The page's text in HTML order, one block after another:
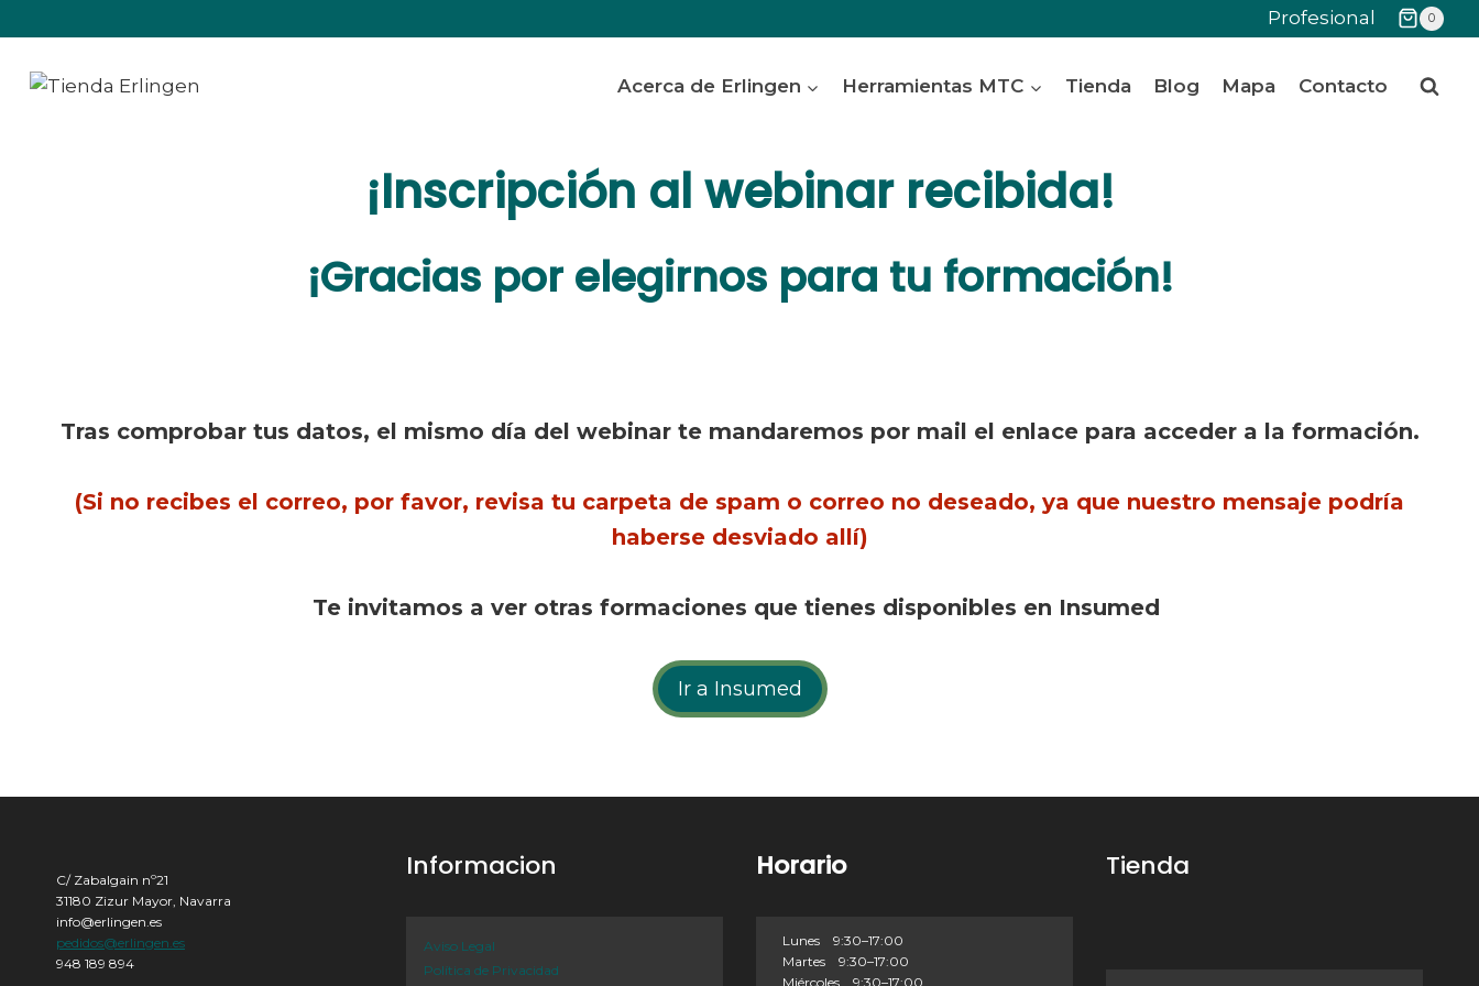
al
contenido
Profesional 0
Acerca de Erlingen Herramientas MTC Tienda Blog Mapa Contacto
¡Inscripción al webinar recibida!
¡Gracias por elegirnos para tu formación!
Tras comprobar tus datos, el mismo día del webinar te mandaremos por mail el enlace para acceder a la formación.
(Si no recibes el correo, por favor, revisa tu carpeta de spam o correo no deseado, ya que nuestro mensaje podría
haberse desviado allí)
Te invitamos a ver otras formaciones que tienes disponibles en Insumed
Ir a Insumed
C/ Zabalgain nº21
31180 Zizur Mayor, Navarra
info@erlingen.es
pedidos@erlingen.es
948 189 894
Informacion
Aviso Legal
Política de Privacidad
Horario
Lunes 9:30–17:00
Martes 9:30–17:00
Miércoles 9:30–17:00
Tienda